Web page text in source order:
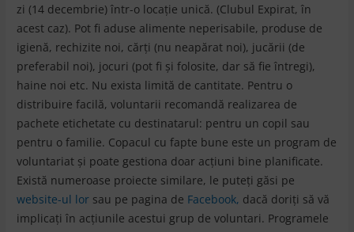
zi (14 decembrie) într-o locaţie unică. (Clubul Expirat, în
acest caz). Pot fi aduse alimente neperisabile, produse de
igienă, rechizite noi, cărți (nu neapărat noi), jucării (de
preferabil noi), jocuri (pot fi și folosite, dar să fie întregi),
haine noi etc. Nu exista limită de cantitate. Pentru o
distribuire facilă, voluntarii recomandă realizarea de
pachete etichetate cu destinatarul: pentru un copil sau
pentru o familie. Copacul cu fapte bune este un program de
voluntariat şi poate gestiona doar acţiuni bine planificate.
Există numeroase proiecte similare, le puteți găsi pe
website-ul lor sau pe pagina de Facebook, dacă doriţi să vă
implicaţi în acţiunile acestui grup de voluntari. Programele